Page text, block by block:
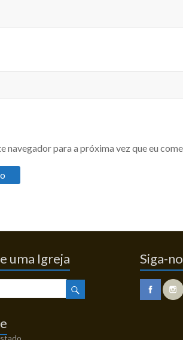
navegador para a próxima vez que eu
uma Igreja Siga-